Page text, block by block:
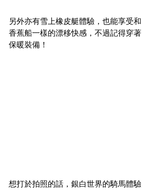
另外亦有雪上橡皮艇體驗，也能享受和
香蕉船一樣的漂移快感，不過記得穿著
保暖裝備！
想打於拍照的話，銀白世界的騎馬體驗